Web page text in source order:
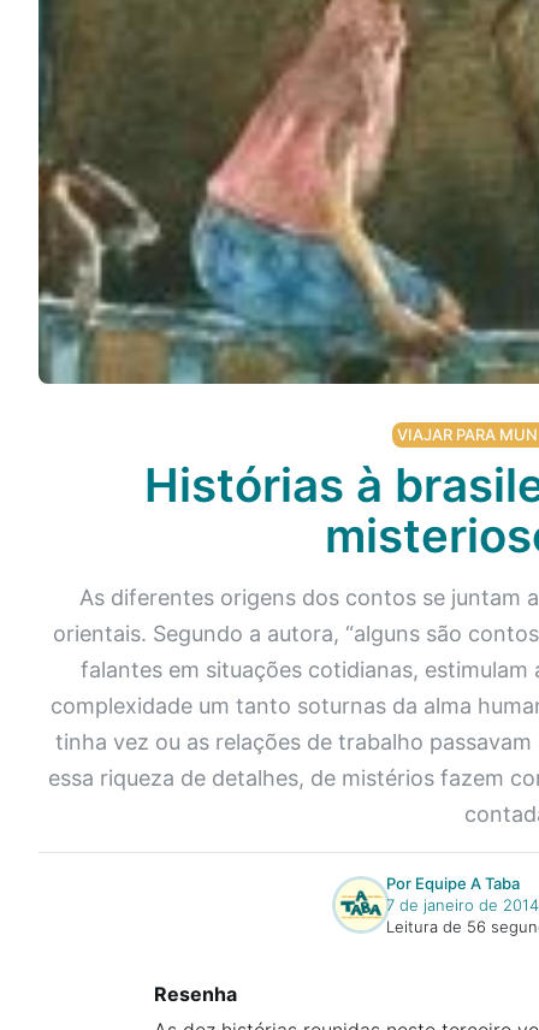
Podcast
Taba na Escola
VIAJAR PARA
Histórias à
As diferentes origens dos contos se juntam
orientais. Segundo a autora, “alguns são
falantes em situações cotidianas,
complexidade um tanto soturnas da alma
tinha vez ou as relações de trabalho
essa riqueza de detalhes, de mistérios fazem
Por Equipe A Taba
7 de janeiro de 2014
Leitura de 56
Resenha